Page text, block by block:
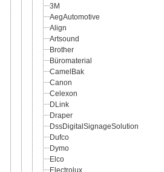
3M
AegAutomotive
Align
Artsound
Brother
Büromaterial
CamelBak
Canon
Celexon
DLink
Draper
DssDigitalSignageSolution
Dufco
Dymo
Elco
Electrolux